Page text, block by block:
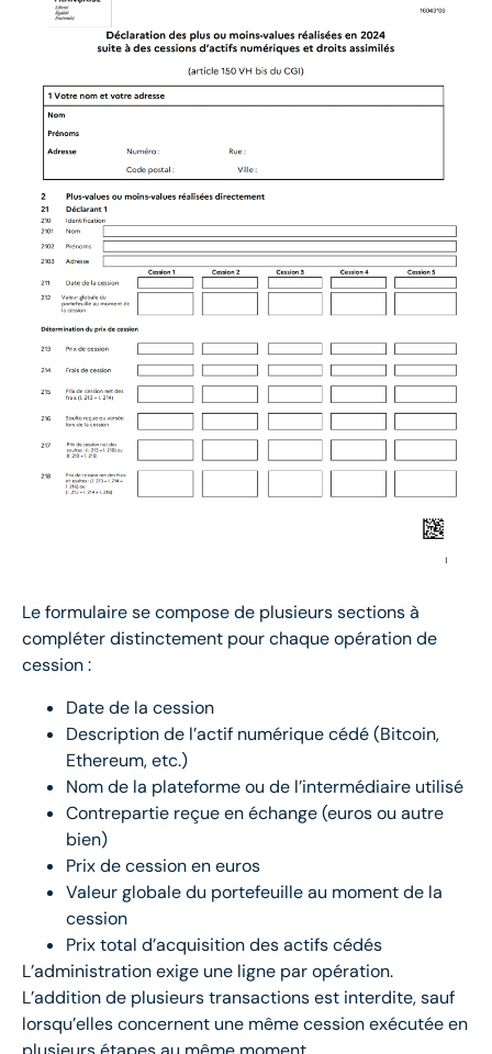
Le formulaire se compose de plusieurs sections à
compléter distinctement pour chaque opération de
cession :
Date de la cession
Description de l’actif numérique cédé (Bitcoin,
Ethereum, etc.)
Nom de la plateforme ou de l’intermédiaire utilisé
Contrepartie reçue en échange (euros ou autre
bien)
Prix de cession en euros
Valeur globale du portefeuille au moment de la
cession
Prix total d’acquisition des actifs cédés
L’administration exige une ligne par opération.
L’addition de plusieurs transactions est interdite, sauf
lorsqu’elles concernent une même cession exécutée en